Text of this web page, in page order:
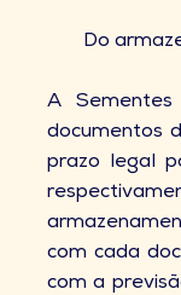
Do
A
documentos
prazo legal
com cada
com a